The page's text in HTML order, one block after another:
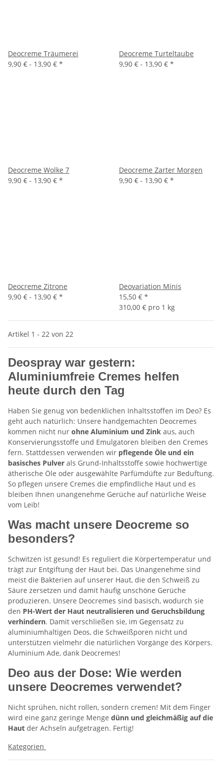
Deocreme Träumerei
9,90 € - 13,90 € *
Deocreme Turteltaube
9,90 € - 13,90 € *
Deocreme Wolke 7
9,90 € - 13,90 € *
Deocreme Zarter Morgen
9,90 € - 13,90 € *
Deocreme Zitrone
9,90 € - 13,90 € *
Deovariation Minis
15,50 € *
310,00 € pro 1 kg
Artikel 1 - 22 von 22
Deospray war gestern:
Aluminiumfreie Cremes helfen
heute durch den Tag
Haben Sie genug von bedenklichen Inhaltsstoffen im Deo? Es
geht auch natürlich: Unsere handgemachten Deocremes
kommen nicht nur ohne Aluminium und Zink aus, auch
Konservierungsstoffe und Emulgatoren bleiben den Cremes
fern. Stattdessen verwenden wir pflegende Öle und ein
basisches Pulver als Grund-Inhaltsstoffe sowie hochwertige
ätherische Öle oder ausgewählte Parfümdüfte zur Beduftung.
So pflegen unsere Cremes die empfindliche Haut und es
bleiben Ihnen unangenehme Gerüche auf natürliche Weise
vom Leib!
Was macht unsere Deocreme so
besonders?
Schwitzen ist gesund! Es reguliert die Körpertemperatur und
trägt zur Entgiftung der Haut bei. Das Unangenehme sind
meist die Bakterien auf unserer Haut, die den Schweiß zu
Säure zersetzen und damit häufig unschöne Gerüche
produzieren. Unsere Deocremes sind basisch, wodurch sie
den PH-Wert der Haut neutralisieren und Geruchsbildung
verhindern. Damit verschließen sie, im Gegensatz zu
aluminiumhaltigen Deos, die Schweißporen nicht und
unterstützen vielmehr die natürlichen Vorgänge des Körpers.
Aluminium Ade, dank Deocremes!
Deo aus der Dose: Wie werden
unsere Deocremes verwendet?
Nicht sprühen, nicht rollen, sondern cremen! Mit dem Finger
wird eine ganz geringe Menge dünn und gleichmäßig auf die
Haut der Achseln aufgetragen. Fertig!
Kategorien